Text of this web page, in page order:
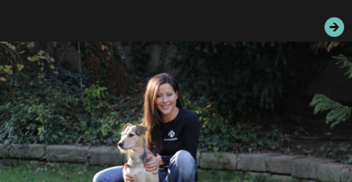
ELÉRHETŐSÉG
PALOTASÉTÁK ÉS VEZETÉSEK
KÖZÉRDEKŰ ADATOK